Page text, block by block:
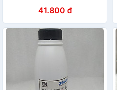
2130, 2170, 2025, 2030,
1900, 2085 - Hàng chính
hãng
41.800 đ